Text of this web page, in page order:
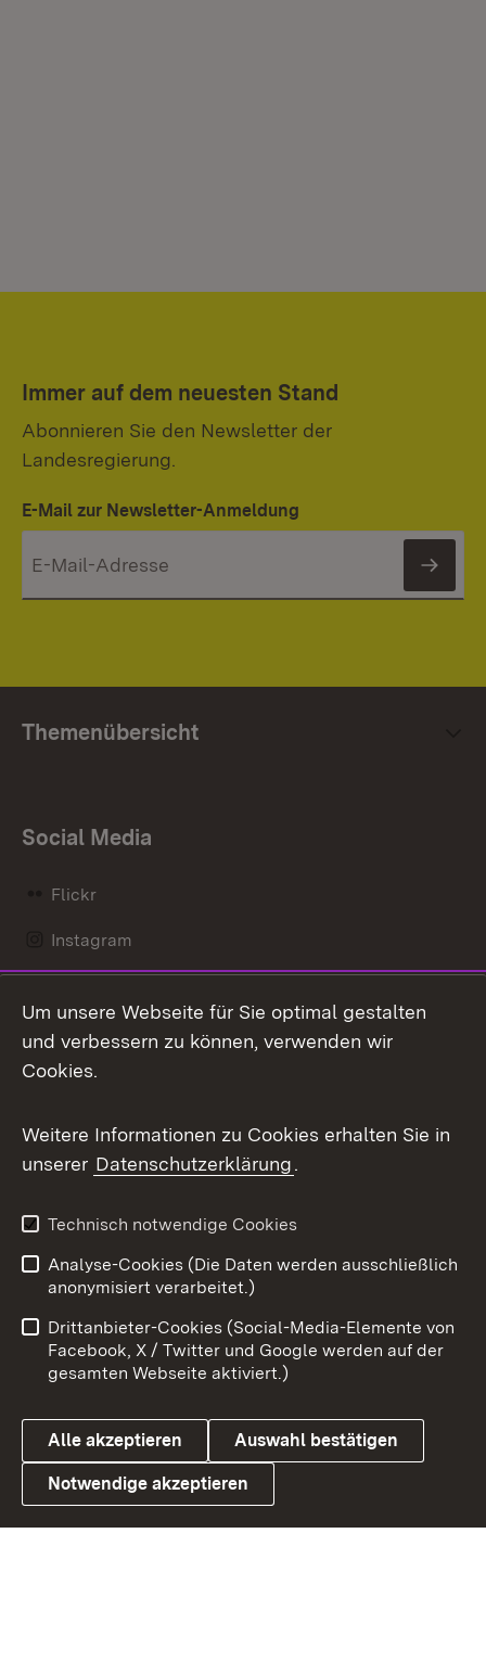
Immer auf dem neuesten Stand
Abonnieren Sie den Newsletter der
Landesregierung.
E-Mail zur Newsletter-Anmeldung
Themenübersicht
Social Media
Flickr
Instagram
Mastodon
Messenger
Social Wall
X / Twitter
Youtube
Link zum Landesportal
Benutzungshinweise
Barrierefreiheit
Datenschutz
Cookies
Um unsere Webseite für Sie optimal gestalten
und verbessern zu können, verwenden wir
Cookies.
Weitere Informationen zu Cookies erhalten Sie in
unserer Datenschutzerklärung.
Technisch notwendige Cookies
Analyse-Cookies (Die Daten werden ausschließlich
anonymisiert verarbeitet.)
Drittanbieter-Cookies (Social-Media-Elemente von
Facebook, X / Twitter und Google werden auf der
gesamten Webseite aktiviert.)
Alle akzeptieren Auswahl bestätigen
Notwendige akzeptieren